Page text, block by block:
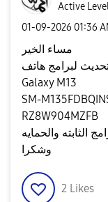
Active Level
‎01-09-2026 01:36
Galaxy M13
SM-
RZ8W904MZFB
وشكرا
2 Likes